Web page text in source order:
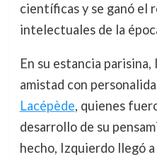
científicas y se ganó el
intelectuales de la
En su estancia
amistad con
Lacépède, quienes
desarrollo de su
hecho, Izquierdo llegó